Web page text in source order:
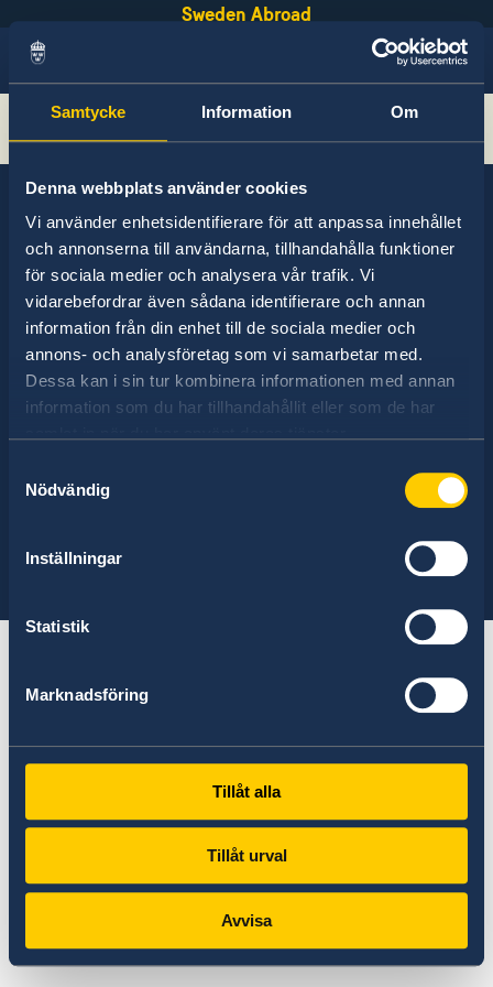
Samtycke Information Om
Denna webbplats använder cookies
Vi använder enhetsidentifierare för att anpassa innehållet
och annonserna till användarna, tillhandahålla funktioner
för sociala medier och analysera vår trafik. Vi
vidarebefordrar även sådana identifierare och annan
information från din enhet till de sociala medier och
annons- och analysföretag som vi samarbetar med.
Dessa kan i sin tur kombinera informationen med annan
information som du har tillhandahållit eller som de har
Nödvändig
Inställningar
Statistik
Marknadsföring
Tillåt alla
Tillåt urval
Avvisa
Sweden Abroad
Sweden has diplomatic relations with almost
all states in the world, with embassies and
consulates in around half of these. Sweden's
foreign representation consists of
approximately 100 missions abroad and 350
honorary consulates.
Find the embassy you are looking for:
Select
embassy